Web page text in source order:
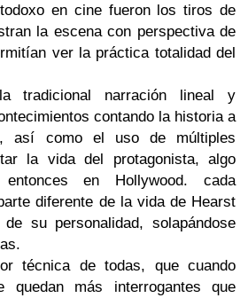
en cine fueron los tiros de
la escena con perspectiva de
ver la práctica totalidad del
tradicional narración lineal y
contando la historia a
así como el uso de múltiples
la vida del protagonista, algo
entonces en Hollywood. cada
diferente de la vida de Hearst
su personalidad, solapándose
técnica de todas, que cuando
más interrogantes que